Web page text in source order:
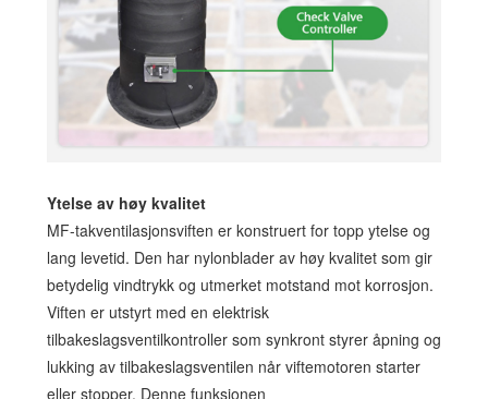
Ytelse av høy kvalitet
MF-takventilasjonsviften er konstruert for topp ytelse og
lang levetid. Den har nylonblader av høy kvalitet som gir
betydelig vindtrykk og utmerket motstand mot korrosjon.
Viften er utstyrt med en elektrisk
tilbakeslagsventilkontroller som synkront styrer åpning og
lukking av tilbakeslagsventilen når viftemotoren starter
eller stopper. Denne funksjonen